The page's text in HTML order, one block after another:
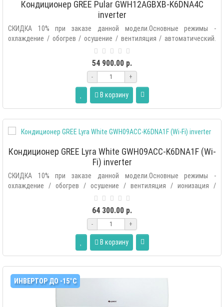
Кондиционер GREE Pular GWH12AGBXB-K6DNA4C
inverter
СКИДКА 10% при заказе данной модели.Основные режимы -
охлаждение / обогрев / осушение / вентиляция / автоматический.
54 900.00 р.
- +
В корзину
Кондиционер GREE Lyra White GWH09ACC-K6DNA1F (Wi-
Fi) inverter
СКИДКА 10% при заказе данной модели.Основные режимы -
охлаждение / обогрев / осушение / вентиляция / ионизация /
64 300.00 р.
- +
В корзину
ИНВЕРТОР ДО -15°С